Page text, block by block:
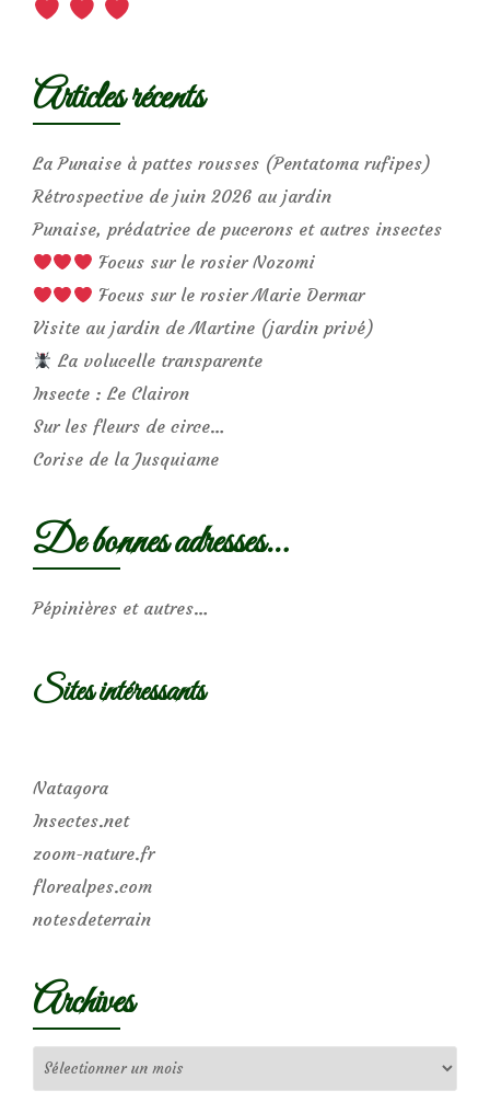
Articles récents
La Punaise à pattes rousses (Pentatoma rufipes)
Rétrospective de juin 2026 au jardin
Punaise, prédatrice de pucerons et autres insectes
Focus sur le rosier Nozomi
Focus sur le rosier Marie Dermar
Visite au jardin de Martine (jardin privé)
La volucelle transparente
Insecte : Le Clairon
Sur les fleurs de circe…
Corise de la Jusquiame
De bonnes adresses…
Pépinières et autres…
Sites intéressants
Natagora
Insectes.net
zoom-nature.fr
florealpes.com
notesdeterrain
Archives